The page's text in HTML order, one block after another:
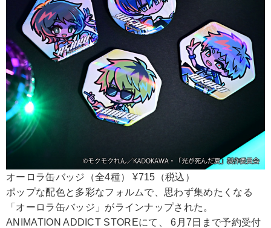
オーロラ缶バッジ（全4種） ¥715（税込）
ポップな配色と多彩なフォルムで、思わず集めたくなる
「オーロラ缶バッジ」がラインナップされた。
ANIMATION ADDICT STOREにて、 6月7日まで予約受付